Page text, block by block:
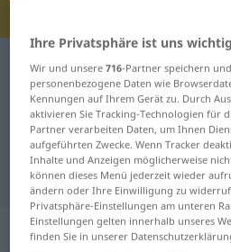
Polnisch-Deutsch
Polnisch-Deutsch
"izolatka"
"izolatka" Deutsch
„izolatka“: rodzaj
Ihre Privatsphäre ist uns wichtig
Wir und unsere716-Partner speichern
personenbezogene Daten wie
Kennungen auf Ihrem Gerät zu. Durch
aktivieren Sie Tracking-Technologien für
Partner verarbeiten Daten, um Ihnen
aufgeführten Zwecke. Wenn Tracker
Inhalte und Anzeigen möglicherweise
können dieses Menü jederzeit wieder
ändern oder Ihre Einwilligung zu
Privatsphäre-Einstellungen am unteren
Einstellungen gelten innerhalb unseres
finden Sie in unserer